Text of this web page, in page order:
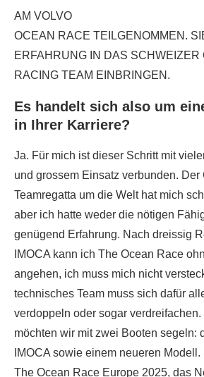
AM VOLVO
OCEAN RACE TEILGENOMMEN.
ERFAHRUNG IN DAS SCHWEIZER
RACING TEAM EINBRINGEN.
Es handelt sich also um
in Ihrer Karriere?
Ja. Für mich ist dieser Schritt mit
und grossem Einsatz verbunden.
Teamregatta um die Welt hat mich
aber ich hatte weder die nötigen
genügend Erfahrung. Nach dreissig
IMOCA kann ich The Ocean Race
angehen, ich muss mich nicht
technisches Team muss sich dafür
verdoppeln oder sogar verdreifachen.
möchten wir mit zwei Booten segeln:
IMOCA sowie einem neueren
The Ocean Race Europe 2025, das